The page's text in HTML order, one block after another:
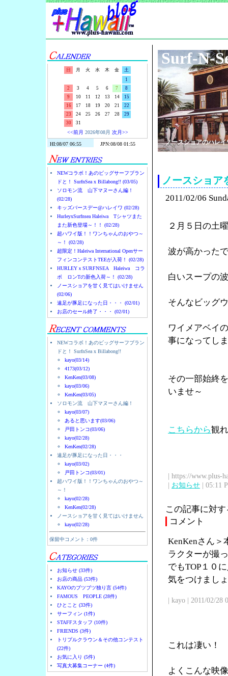
日 月 火 水 木 金
土
1
2
3 4 5 6 7
8
9
10 11 12 13 14
15
16
17 18 19 20 21
22
23
24 25 26 27 28
29
30
31
<<前月 2026年08月 次月>>
NEWコラボ！あのビッグサーフブラン
ドと！ SurfnSea x Billabong!! (03/05)
ソロモン流 山下マヌーさん編！
(02/28)
キッズバースデー@ハレイワ (02/28)
HurleyxSurfnsea Haleiwa Tシャツまた
また新色登場～！！ (02/28)
超ハワイ版！！ワンちゃんのおやつ～
～！ (02/28)
超限定！Haleiwa International Openサー
フィンコンテストTEEが入荷！ (02/28)
HURLEYｘSURFNSEA Haleiwa コラ
ボ ロンTの新色入荷～！ (02/28)
ノースショアを甘く見てはいけません
(02/06)
遠足が豚足になった日・・・ (02/01)
お店のセール終了・・・ (02/01)
NEWコラボ！あのビッグサーフブラン
ドと！ SurfnSea x Billabong!!
kayo(03/14)
4173(03/12)
KenKen(03/08)
kayo(03/06)
KenKen(03/05)
ソロモン流 山下マヌーさん編！
kayo(03/07)
あると思います(03/06)
戸田トンコ(03/06)
kayo(02/28)
KenKen(02/28)
遠足が豚足になった日・・・
kayo(03/02)
戸田トンコ(03/01)
超ハワイ版！！ワンちゃんのおやつ～
～！
kayo(02/28)
KenKen(02/28)
ノースショアを甘く見てはいけません
kayo(02/28)
保留中コメント：0件
お知らせ (33件)
お店の商品 (53件)
KAYOのブツブツ独り言 (54件)
FAMOUS PEOPLE (28件)
ひとこと (33件)
サーフィン (1件)
STAFFスタッフ (10件)
FRIENDS (3件)
トリプルクラウン＆その他コンテスト
(22件)
お気に入り (5件)
写真大募集コーナー (4件)
Surf-N-
ノースショアのハレ
ノースショア
2011/02/06
２月５日の土
波が高かった
白いスープの
そんなビッグ
ワイメアベイ
事になってし
その一部始終
いませ～
こちらから観
| https://www.plus-
| お知らせ | 05:11
この記事に対
コメント
KenKenさん＞
ラクターが撮
でもTOP１０
気をつけまし
| kayo | 2011/02/28
これは凄い！
よくこんな映